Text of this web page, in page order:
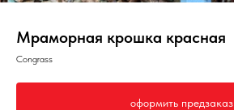
Мраморная крошка красная
Congrass
оформить предзаказ